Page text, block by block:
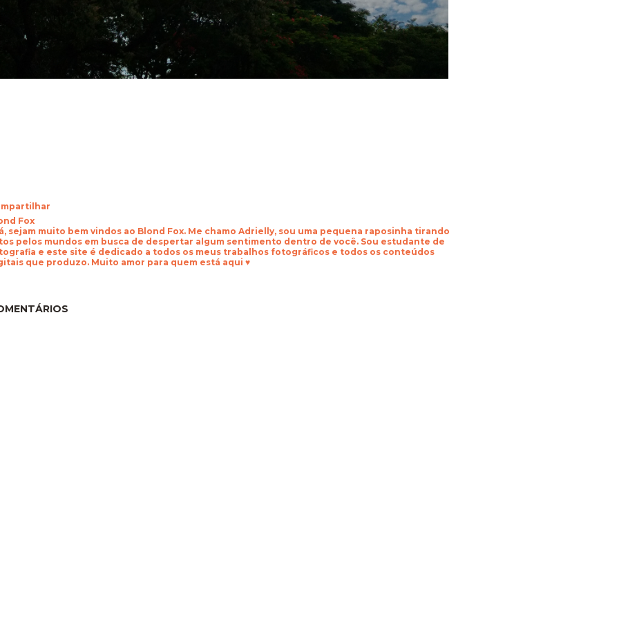
Fox
sejam muito bem vindos ao Blond Fox. Me chamo Adrielly, sou uma pequena raposinha tirando
pelos mundos em busca de despertar algum sentimento dentro de você. Sou estudante de
e este site é dedicado a todos os meus trabalhos fotográficos e todos os conteúdos
que produzo. Muito amor para quem está aqui ♥